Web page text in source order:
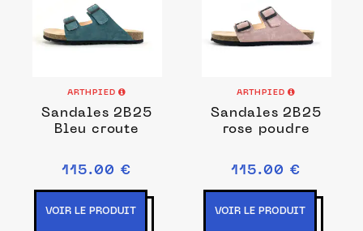
ARTHPIED
Sandales 2B25
Bleu croute
115.00 €
VOIR LE PRODUIT
ARTHPIED
Sandales 2B25
rose poudre
115.00 €
VOIR LE PRODUIT